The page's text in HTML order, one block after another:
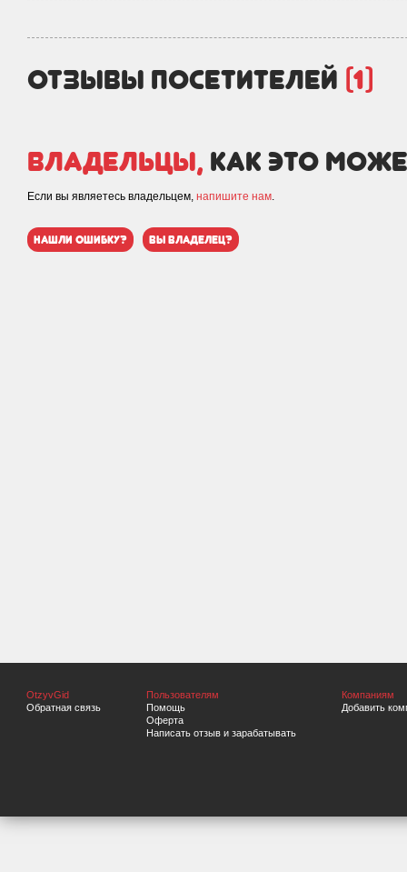
отзывы посетителей (1)
Владельцы, как это
Если вы являетесь владельцем, напишите нам.
нашли ошибку? вы владелец?
OtzyvGid
Обратная связь
Пользователям
Помощь
Оферта
Написать отзыв и зарабатывать
Компаниям
Добавить